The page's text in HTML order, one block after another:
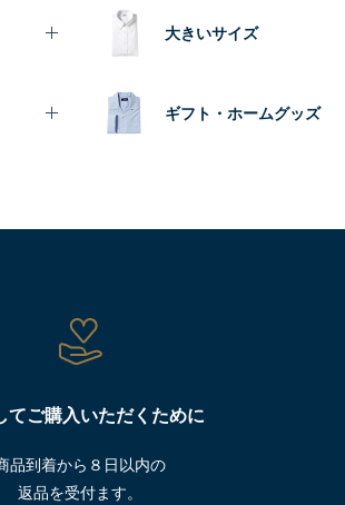
大きいサイズ
ギフト・ホームグッズ
てご購入いただくために
品到着から８日以内の
返品を受付ます。